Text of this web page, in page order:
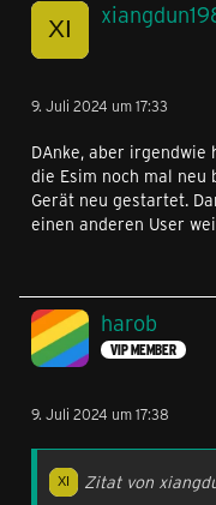
9. Juli 2024 um 17:33
DAnke, aber irgendwie
die Esim noch mal
Gerät neu gestartet.
einen anderen User
harob
VIP MEMBER
9. Juli 2024 um 17:38
Zitat von